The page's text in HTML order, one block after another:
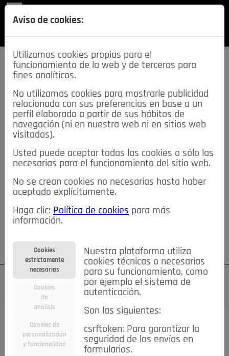
SECCIONES
descarga esta
REVISTA
≡NOTICIAS
NOTICIAS SERVICIOS DE INTERÉS
TABLÓN DE ANUNCIOS MIS ANUNCIOS CONTACTO
NOSOTROS
Su cuenta Regístrese ¿Olvidó su contraseña?
TODAS Deporte Bicicletas Deportes y Ocio
Electrodomésticos
Aviso de cookies:
Utilizamos cookies propias para el
funcionamiento de la web y de terceros para
fines analíticos.
No utilizamos cookies para mostrarle publicidad
relacionada con sus preferencias en base a un
perfil elaborado a partir de sus hábitos de
navegación (ni en nuestra web ni en sitios web
visitados).
Usted puede aceptar todas las cookies o sólo las
necesarias para el funcionamiento del sitio web.
No se crean cookies no necesarias hasta haber
aceptado explícitamente.
Haga clic: Política de cookies para más
información.
Cookies
estrictamente
necesarias
Cookies
de
análisis
Cookies de
personalización
y funcionalidad
Nuestra plataforma utiliza
cookies técnicas o necesarias
para su funcionamiento, como
por ejemplo el sistema de
autenticación.
Son las siguientes:
csrftoken: Para garantizar la
seguridad de los envíos en
formularios.